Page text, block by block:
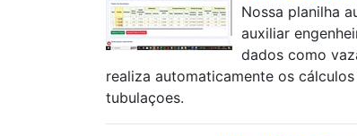
Nossa planilha
auxiliar
dados como
realiza automaticamente os
tubulaçoes.